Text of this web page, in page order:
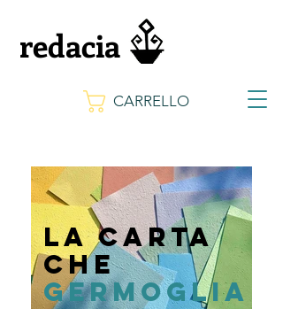
CARRELLO
redacia
la carta
che
germoglia